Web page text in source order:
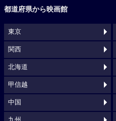
都道府県から映画館
東京
関西
北海道
甲信越
中国